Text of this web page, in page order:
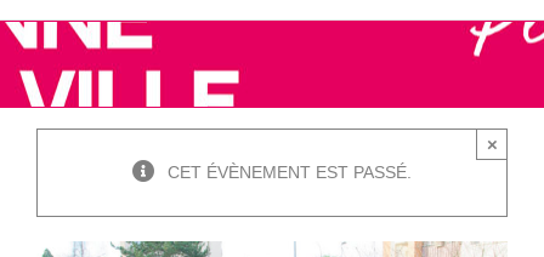
CET ÉVÈNEMENT EST PASSÉ.
×